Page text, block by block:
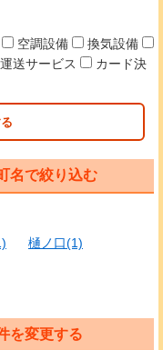
空調設備
換気設備
運送サービス
カード決
名で絞り込む
樋ノ口(1)
を変更する